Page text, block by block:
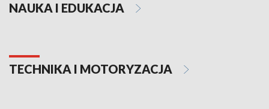
NAUKA I EDUKACJA
TECHNIKA I MOTORYZACJA